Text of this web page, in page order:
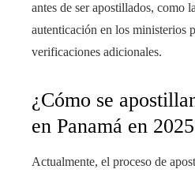
antes de ser apostillados, como
autenticación en los ministerios
verificaciones adicionales.
¿Cómo se
en Panamá en
Actualmente, el proceso de